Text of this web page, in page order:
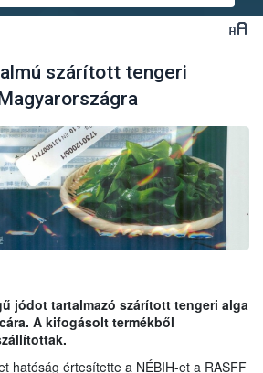
szárított tengeri
jódot tartalmazó szárított tengeri alga
A kifogásolt termékből
hatóság értesítette a NÉBIH-et a RASFF